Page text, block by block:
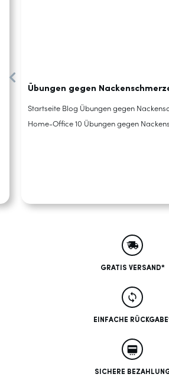
Übungen gegen
Startseite Blog Übungen gegen
Home-Office 10 Übungen gegen
GRATIS VERSAND*
EINFACHE
SICHERE